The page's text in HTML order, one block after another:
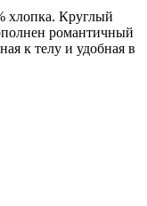
хлопка. Круглый
романтичный
к телу и удобная в